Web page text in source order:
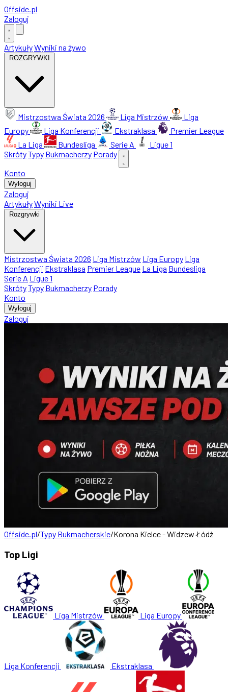
Offside.pl
Zaloguj
ArtykułyWyniki na żywo
ROZGRYWKI
Mistrzostwa Świata 2026 Liga Mistrzów
Liga
Europy
Liga Konferencji Ekstraklasa
Premier League
La Liga
Bundesliga Serie A
Ligue 1
SkrótyTypy Bukmacherzy Porady
Konto
Wyloguj
Zaloguj
ArtykułyWyniki Live
Rozgrywki
Mistrzostwa Świata 2026 Liga Mistrzów Liga Europy Liga
Konferencji Ekstraklasa Premier League La Liga Bundesliga
Serie A Ligue 1
SkrótyTypy Bukmacherzy Porady
Konto
Wyloguj
Zaloguj
Offside.pl/Typy Bukmacherskie/Korona Kielce - Widzew Łódź
Top Ligi
Liga Mistrzów Liga Europy
Liga Konferencji Ekstraklasa